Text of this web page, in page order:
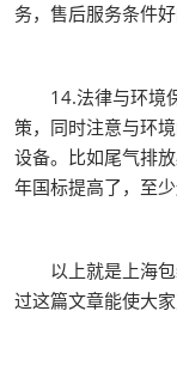
务，售后服务条件
14.法律与环境保
策，同时注意与环
设备。比如尾气排
年国标提高了，至少
以上就是上海包
过这篇文章能使大